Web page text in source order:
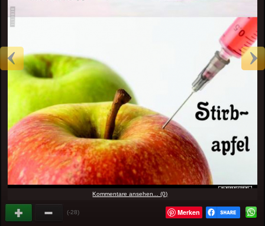
Kommentare ansehen... (0)
(-28) Merken